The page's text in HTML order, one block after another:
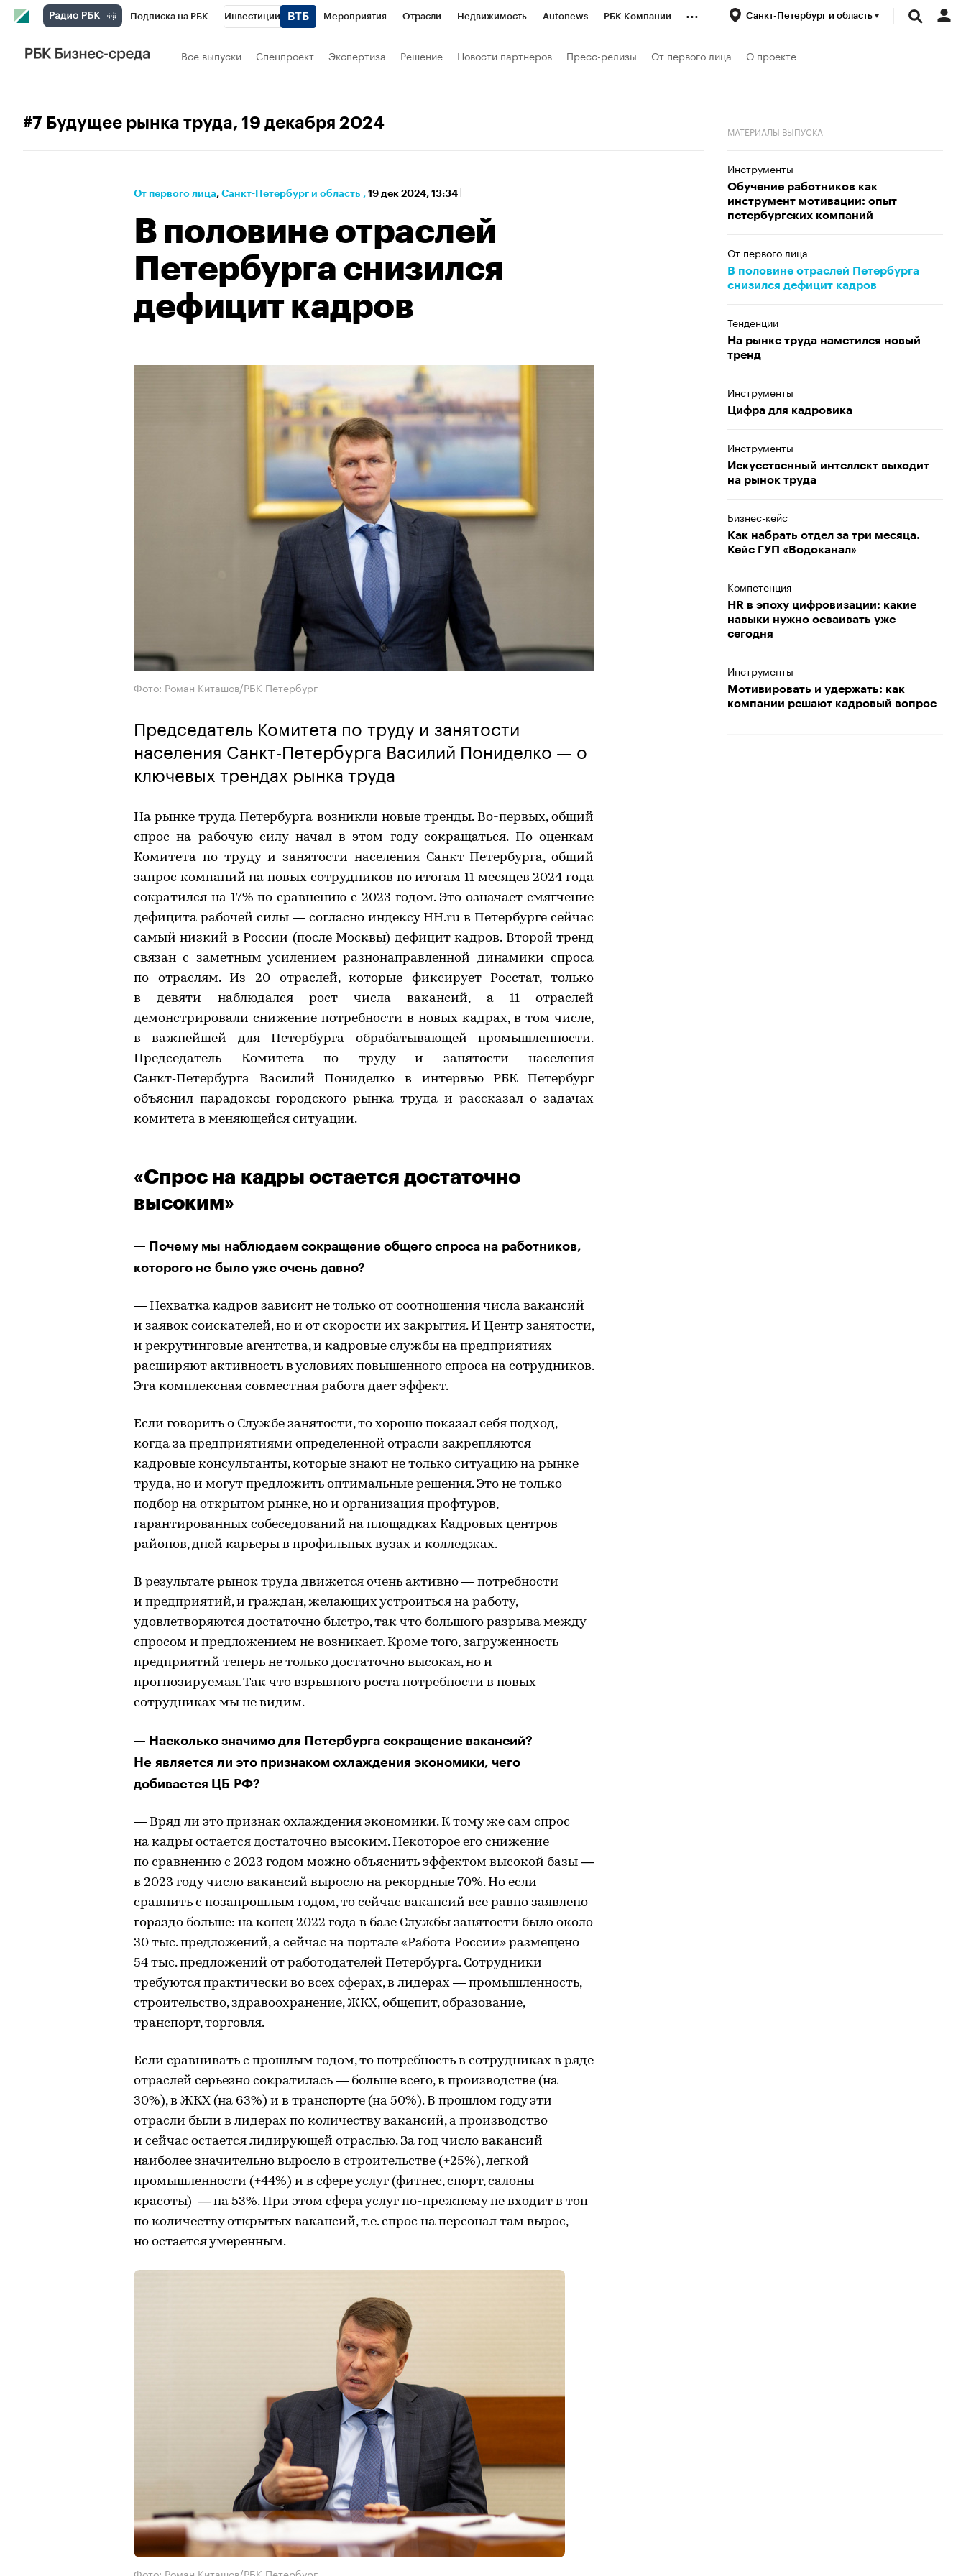
Подписка на РБК Инвестиции Мероприятия Отрасли Недвижимость Autonews РБК Компании
Телеканал
... Санкт-Петербург и область
Все выпуски Спецпроект Экспертиза Решение Новости партнеров Пресс-релизы От первого лица О проекте
#7 Будущее рынка труда, 19 декабря 2024
От первого лица⁠, Санкт-Петербург и область , 19 дек 2024, 13:34
В половине отраслей
Петербурга снизился
дефицит кадров
Фото: Роман Киташов/РБК Петербург
Председатель Комитета по труду и занятости
населения Санкт‑Петербурга Василий Пониделко — о
ключевых трендах рынка труда
На рынке труда Петербурга возникли новые тренды. Во-первых, общий
спрос на рабочую силу начал в этом году сокращаться. По оценкам
Комитета по труду и занятости населения Санкт-Петербурга, общий
запрос компаний на новых сотрудников по итогам 11 месяцев 2024 года
сократился на 17% по сравнению с 2023 годом. Это означает смягчение
дефицита рабочей силы — согласно индексу HH.ru в Петербурге сейчас
самый низкий в России (после Москвы) дефицит кадров. Второй тренд
связан с заметным усилением разнонаправленной динамики спроса
по отраслям. Из 20 отраслей, которые фиксирует Росстат, только
в девяти наблюдался рост числа вакансий, а 11 отраслей
демонстрировали снижение потребности в новых кадрах, в том числе,
в важнейшей для Петербурга обрабатывающей промышленности.
Председатель Комитета по труду и занятости населения
Санкт‑Петербурга Василий Пониделко в интервью РБК Петербург
объяснил парадоксы городского рынка труда и рассказал о задачах
комитета в меняющейся ситуации.
«Спрос на кадры остается достаточно
высоким»
— Почему мы наблюдаем сокращение общего спроса на работников,
которого не было уже очень давно?
— Нехватка кадров зависит не только от соотношения числа вакансий
и заявок соискателей, но и от скорости их закрытия. И Центр занятости,
и рекрутинговые агентства, и кадровые службы на предприятиях
расширяют активность в условиях повышенного спроса на сотрудников.
Эта комплексная совместная работа дает эффект.
Если говорить о Службе занятости, то хорошо показал себя подход,
когда за предприятиями определенной отрасли закрепляются
кадровые консультанты, которые знают не только ситуацию на рынке
труда, но и могут предложить оптимальные решения. Это не только
подбор на открытом рынке, но и организация профтуров,
гарантированных собеседований на площадках Кадровых центров
районов, дней карьеры в профильных вузах и колледжах.
В результате рынок труда движется очень активно — потребности
и предприятий, и граждан, желающих устроиться на работу,
удовлетворяются достаточно быстро, так что большого разрыва между
спросом и предложением не возникает. Кроме того, загруженность
предприятий теперь не только достаточно высокая, но и
прогнозируемая. Так что взрывного роста потребности в новых
сотрудниках мы не видим.
— Насколько значимо для Петербурга сокращение вакансий?
Не является ли это признаком охлаждения экономики, чего
добивается ЦБ РФ?
— Вряд ли это признак охлаждения экономики. К тому же сам спрос
на кадры остается достаточно высоким. Некоторое его снижение
по сравнению с 2023 годом можно объяснить эффектом высокой базы —
в 2023 году число вакансий выросло на рекордные 70%. Но если
сравнить с позапрошлым годом, то сейчас вакансий все равно заявлено
гораздо больше: на конец 2022 года в базе Службы занятости было около
30 тыс. предложений, а сейчас на портале «Работа России» размещено
54 тыс. предложений от работодателей Петербурга. Сотрудники
требуются практически во всех сферах, в лидерах — промышленность,
строительство, здравоохранение, ЖКХ, общепит, образование,
транспорт, торговля.
Если сравнивать с прошлым годом, то потребность в сотрудниках в ряде
отраслей серьезно сократилась — больше всего, в производстве (на
30%), в ЖКХ (на 63%) и в транспорте (на 50%). В прошлом году эти
отрасли были в лидерах по количеству вакансий, а производство
и сейчас остается лидирующей отраслью. За год число вакансий
наиболее значительно выросло в строительстве (+25%), легкой
промышленности (+44%) и в сфере услуг (фитнес, спорт, салоны
красоты) — на 53%. При этом сфера услуг по-прежнему не входит в топ
по количеству открытых вакансий, т.е. спрос на персонал там вырос,
но остается умеренным.
МАТЕРИАЛЫ ВЫПУСКА
Инструменты
Обучение работников как
инструмент мотивации: опыт
петербургских компаний
От первого лица
В половине отраслей Петербурга
снизился дефицит кадров
Тенденции
На рынке труда наметился новый
тренд
Инструменты
Цифра для кадровика
Инструменты
Искусственный интеллект выходит
на рынок труда
Бизнес-кейс
Как набрать отдел за три месяца.
Кейс ГУП «Водоканал»
Компетенция
HR в эпоху цифровизации: какие
навыки нужно осваивать уже
сегодня
Инструменты
Мотивировать и удержать: как
компании решают кадровый вопрос